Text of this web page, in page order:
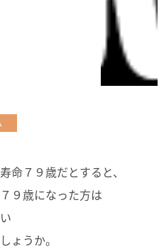
命７９歳だとすると、
９歳になった方は
ょうか。